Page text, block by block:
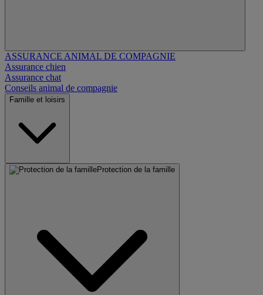
ASSURANCE ANIMAL DE COMPAGNIE
Assurance chien
Assurance chat
Conseils animal de compagnie
Famille et loisirs
Protection de la famille